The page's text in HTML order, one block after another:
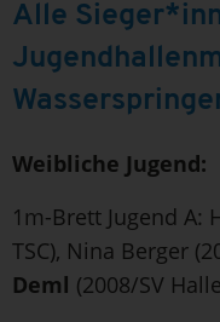
Alle
Weibliche Jugend:
1m-Brett Jugend A:
TSC), Nina Berger
Deml (2008/SV